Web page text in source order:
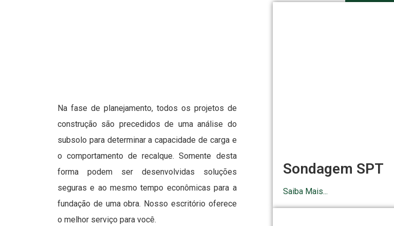
Na fase de planejamento, todos os projetos de
construção são precedidos de uma análise do
subsolo para determinar a capacidade de carga e
o comportamento de recalque. Somente desta
forma podem ser desenvolvidas soluções
seguras e ao mesmo tempo econômicas para a
fundação de uma obra. Nosso escritório oferece
o melhor serviço para você.
Sondagem SPT
Saiba Mais...